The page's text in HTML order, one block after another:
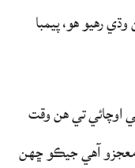
رهيو هو، پيمبا
اوچائي تي هن وقت
معجزو آهي جيڪو ڇهن